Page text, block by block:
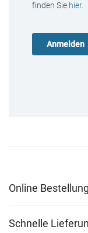
finden Sie hier.
Online
Schnelle